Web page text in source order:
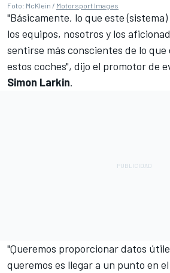
Foto: McKlein / Motorsport Images
"Básicamente, lo que este
los equipos, nosotros y los
sentirse más conscientes de lo que
estos coches", dijo el promotor de
Simon Larkin.
"Queremos proporcionar datos
queremos es llegar a un punto en